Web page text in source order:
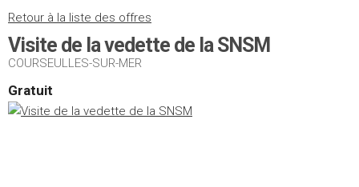
Retour à la liste des offres
Visite de la vedette de la SNSM
COURSEULLES-SUR-MER
Gratuit